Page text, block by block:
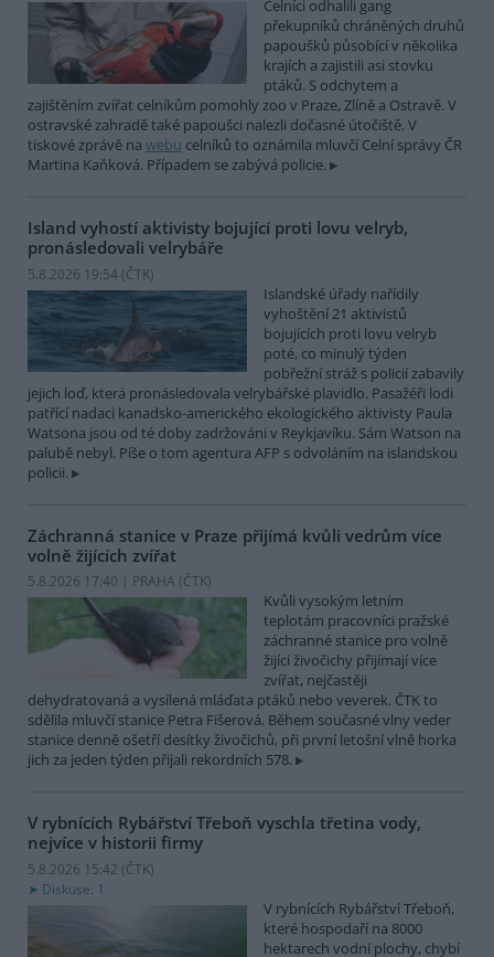
Celníci odhalili gang
překupníků chráněných druhů
papoušků působící v několika
krajích a zajistili asi stovku
ptáků. S odchytem a
zajištěním zvířat celníkům pomohly zoo v Praze, Zlíně a Ostravě. V
ostravské zahradě také papoušci nalezli dočasné útočiště. V
tiskové zprávě na webu celníků to oznámila mluvčí Celní správy ČR
Martina Kaňková. Případem se zabývá policie.
Island vyhostí aktivisty bojující proti lovu velryb,
pronásledovali velrybáře
5.8.2026 19:54 (ČTK)
Islandské úřady nařídily
vyhoštění 21 aktivistů
bojujících proti lovu velryb
poté, co minulý týden
pobřežní stráž s policií zabavily
jejich loď, která pronásledovala velrybářské plavidlo. Pasažéři lodi
patřící nadaci kanadsko-amerického ekologického aktivisty Paula
Watsona jsou od té doby zadržováni v Reykjavíku. Sám Watson na
palubě nebyl. Píše o tom agentura AFP s odvoláním na islandskou
policii.
Záchranná stanice v Praze přijímá kvůli vedrům více
volně žijících zvířat
5.8.2026 17:40 | PRAHA (ČTK)
Kvůli vysokým letním
teplotám pracovníci pražské
záchranné stanice pro volně
žijící živočichy přijímají více
zvířat, nejčastěji
dehydratovaná a vysílená mláďata ptáků nebo veverek. ČTK to
sdělila mluvčí stanice Petra Fišerová. Během současné vlny veder
stanice denně ošetří desítky živočichů, při první letošní vlně horka
jich za jeden týden přijali rekordních 578.
V rybnících Rybářství Třeboň vyschla třetina vody,
nejvíce v historii firmy
5.8.2026 15:42 (ČTK)
Diskuse: 1
V rybnících Rybářství Třeboň,
které hospodaří na 8000
hektarech vodní plochy, chybí